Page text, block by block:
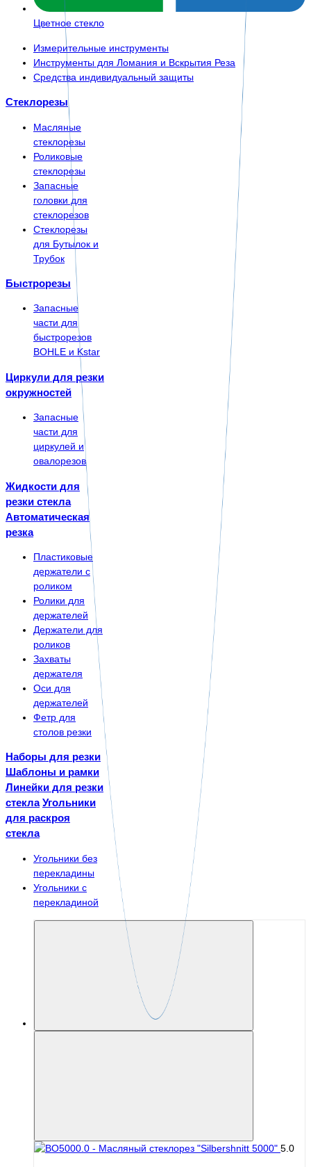
Цветное стекло
Измерительные инструменты
Инструменты для Ломания и Вскрытия Реза
Средства индивидуальный защиты
Стеклорезы
Масляные
стеклорезы
Роликовые
стеклорезы
Запасные
головки для
стеклорезов
Стеклорезы
для Бутылок и
Трубок
Быстрорезы
Запасные
части для
быстрорезов
BOHLE и Kstar
Циркули для резки
окружностей
Запасные
части для
циркулей и
овалорезов
Жидкости для
резки стекла
Автоматическая
резка
Пластиковые
держатели с
роликом
Ролики для
держателей
Держатели для
роликов
Захваты
держателя
Оси для
держателей
Фетр для
столов резки
Наборы для резки
Шаблоны и рамки
Линейки для резки
стекла Угольники
для раскроя
стекла
Угольники без
перекладины
Угольники с
перекладиной
5.0